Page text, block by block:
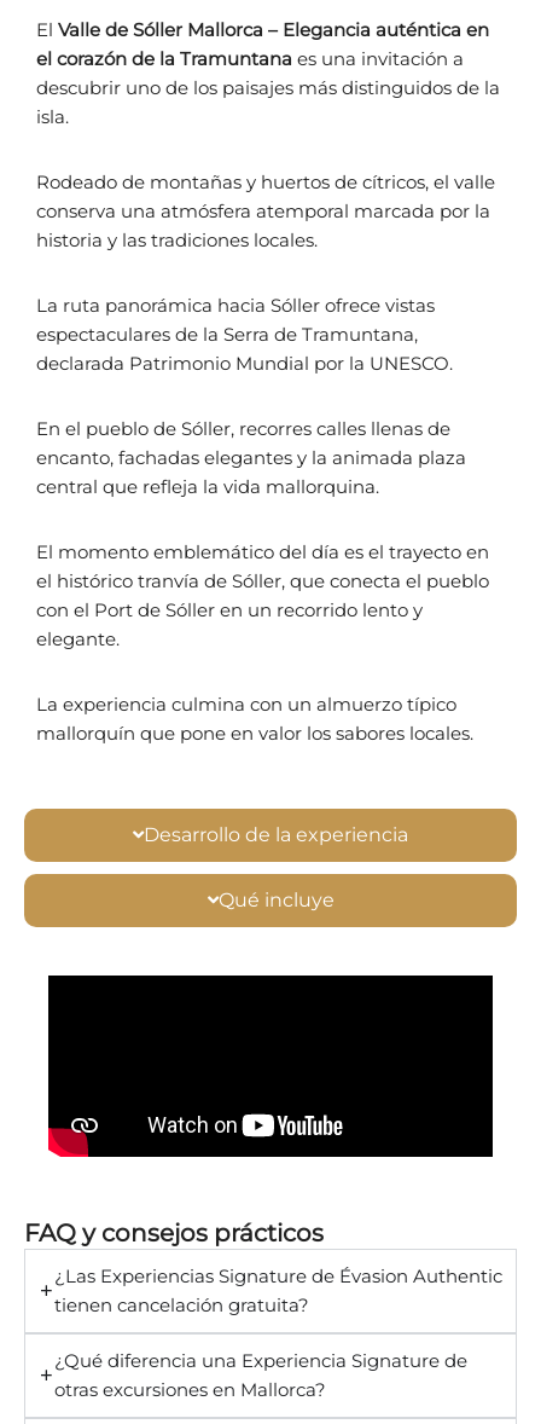
El Valle de Sóller Mallorca – Elegancia auténtica en
el corazón de la Tramuntana es una invitación a
descubrir uno de los paisajes más distinguidos de la
isla.
Rodeado de montañas y huertos de cítricos, el valle
conserva una atmósfera atemporal marcada por la
historia y las tradiciones locales.
La ruta panorámica hacia Sóller ofrece vistas
espectaculares de la Serra de Tramuntana,
declarada Patrimonio Mundial por la UNESCO.
En el pueblo de Sóller, recorres calles llenas de
encanto, fachadas elegantes y la animada plaza
central que refleja la vida mallorquina.
El momento emblemático del día es el trayecto en
el histórico tranvía de Sóller, que conecta el pueblo
con el Port de Sóller en un recorrido lento y
elegante.
La experiencia culmina con un almuerzo típico
mallorquín que pone en valor los sabores locales.
Desarrollo de la experiencia
Qué incluye
FAQ y consejos prácticos
¿Las Experiencias Signature de Évasion Authentic
tienen cancelación gratuita?
¿Qué diferencia una Experiencia Signature de
otras excursiones en Mallorca?